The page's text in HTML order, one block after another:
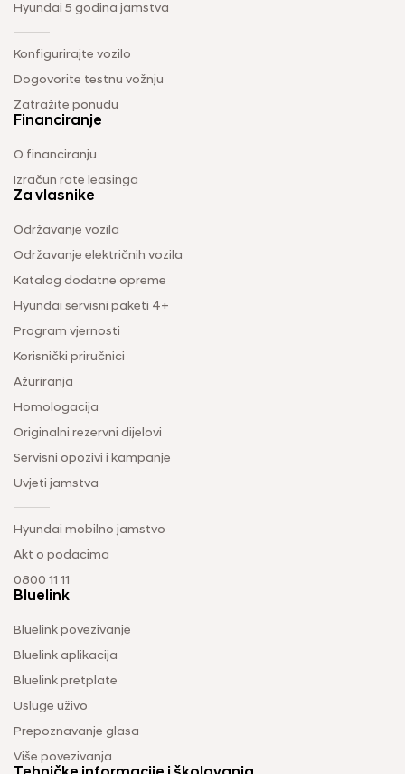
Hyundai 5 godina jamstva
Konfigurirajte vozilo
Dogovorite testnu vožnju
Zatražite ponudu
Financiranje
O financiranju
Izračun rate leasinga
Za vlasnike
Održavanje vozila
Održavanje električnih vozila
Katalog dodatne opreme
Hyundai servisni paketi 4+
Program vjernosti
Korisnički priručnici
Ažuriranja
Homologacija
Originalni rezervni dijelovi
Servisni opozivi i kampanje
Uvjeti jamstva
Hyundai mobilno jamstvo
Akt o podacima
0800 11 11
Bluelink
Bluelink povezivanje
Bluelink aplikacija
Bluelink pretplate
Usluge uživo
Prepoznavanje glasa
Više povezivanja